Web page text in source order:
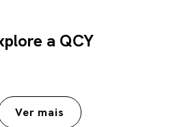
a QCY